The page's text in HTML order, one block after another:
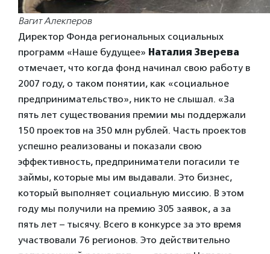
Вагит Алекперов
Директор Фонда региональных социальных
программ «Наше будущее» Наталия Зверева
отмечает, что когда фонд начинал свою работу в
2007 году, о таком понятии, как «социальное
предпринимательство», никто не слышал. «За
пять лет существования премии мы поддержали
150 проектов на 350 млн рублей. Часть проектов
успешно реализованы и показали свою
эффективность, предприниматели погасили те
займы, которые мы им выдавали. Это бизнес,
который выполняет социальную миссию. В этом
году мы получили на премию 305 заявок, а за
пять лет – тысячу. Всего в конкурсе за это время
участвовали 76 регионов. Это действительно